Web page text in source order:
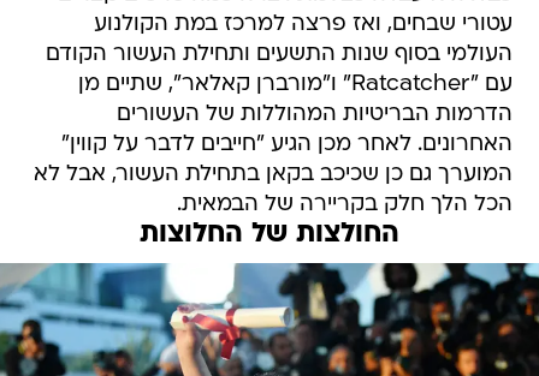
עטורי שבחים, ואז פרצה למרכז במת הקולנוע
העולמי בסוף שנות התשעים ותחילת העשור הקודם
עם "Ratcatcher" ו"מורברן קאלאר", שתיים מן
הדרמות הבריטיות המהוללות של העשורים
האחרונים. לאחר מכן הגיע "חייבים לדבר על קווין"
המוערך גם כן שכיכב בקאן בתחילת העשור, אבל לא
הכל הלך חלק בקריירה של הבמאית.
החולצות של החלוצות